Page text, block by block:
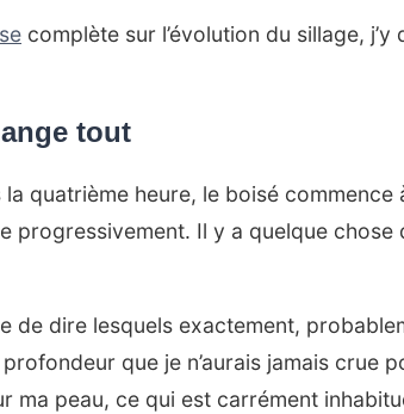
complète sur l’évolution du sillage,
tout
quatrième heure, le boisé commence
progressivement. Il y a quelque chose
de dire lesquels exactement,
que je n’aurais jamais crue
ma peau, ce qui est carrément